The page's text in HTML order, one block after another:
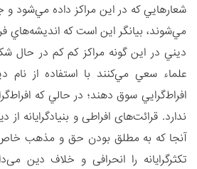
شعارهايي که در اين مراکز داده مي‌شود
مي‌شوند، بيانگر اين است که انديشه‌هاي
ديني در اين گونه مراکز کم کم در حال
علماء سعي مي‌کنند با استفاده از نام
افراط‌گرايي سوق دهند؛ در حالي که
ندارد. قرائت‌های افراطی و بنیادگرایانه
آنجا که به مطلق بودن حق و مذهب خاص
تکثرگرایانه را انحرافی و خلاف دین